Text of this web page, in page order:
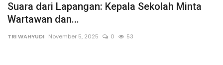
Suara dari Lapangan: Kepala Sekolah Minta
Wartawan dan...
TRI WAHYUDI November 5, 2025 0 53